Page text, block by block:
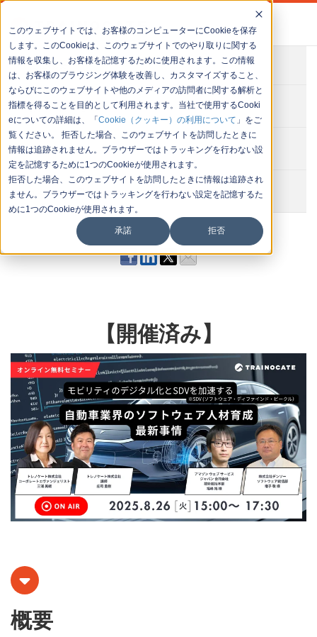
このウェブサイトでは、お客様のコンピューターにCookieを保存
します。このCookieは、このウェブサイトでのやり取りに関する
情報を収集し、お客様を記憶するために使用されます。この情報
は、お客様のブラウジング体験を改善し、カスタマイズすること、
ならびにこのウェブサイトや他のメディアの訪問者に関する解析と
指標を得ることを目的として利用されます。当社で使用するCooki
eについての詳細は、「 Cookie（クッキー）の利用について 」をご
覧ください。 拒否した場合、このウェブサイトを訪問したときに
情報は追跡されません。ブラウザーではトラッキングを行わない設
定を記憶するために1つのCookieが使用されます。
拒否した場合、このウェブサイトを訪問したときに情報は追跡され
ません。ブラウザーではトラッキングを行わない設定を記憶するた
めに1つのCookieが使用されます。
承諾 拒否
会社概要
お問い合わせ
セミナー一覧
イベント一覧
【開催済み】
概要